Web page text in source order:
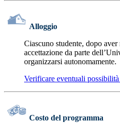
Alloggio
Ciascuno studente, dopo
accettazione da parte
organizzarsi autonomamente.
Verificare eventuali
Costo del programma